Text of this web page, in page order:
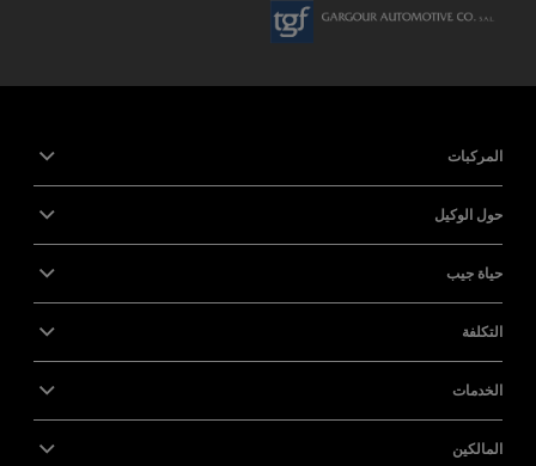
المركبات
حول الوكيل
حياة جيب
التكلفة
الخدمات
المالكين